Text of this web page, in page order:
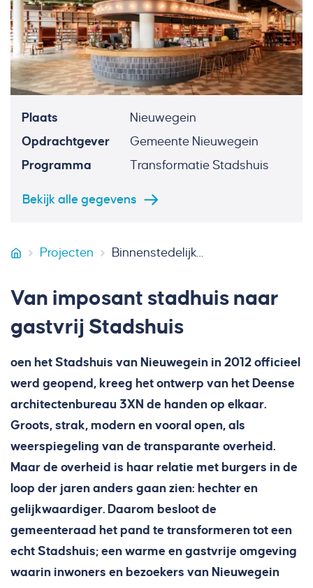
Plaats
Nieuwegein
Opdrachtgever
Gemeente Nieuwegein
Programma
Transformatie Stadshuis
Bekijk alle gegevens
Van Miltenburg Bouw & Onderhoud
Projecten Binnenstedelijke transformatie Stadshuis Nieuwegein
Van imposant stadhuis naar
gastvrij Stadshuis
oen het Stadshuis van Nieuwegein in 2012 officieel
werd geopend, kreeg het ontwerp van het Deense
architectenbureau 3XN de handen op elkaar.
Groots, strak, modern en vooral open, als
weerspiegeling van de transparante overheid.
Maar de overheid is haar relatie met burgers in de
loop der jaren anders gaan zien: hechter en
gelijkwaardiger. Daarom besloot de
gemeenteraad het pand te transformeren tot een
echt Stadshuis; een warme en gastvrije omgeving
waarin inwoners en bezoekers van Nieuwegein